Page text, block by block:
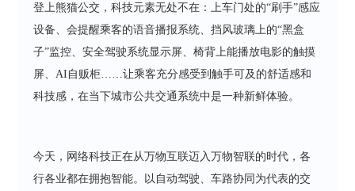
登上熊猫公交，科技元素无处不在：上车门处的“刷手”感应
设备、会提醒乘客的语音播报系统、挡风玻璃上的“黑盒
子”监控、安全驾驶系统显示屏、椅背上能播放电影的触摸
屏、AI自贩柜……让乘客充分感受到触手可及的舒适感和
科技感，在当下城市公共交通系统中是一种新鲜体验。
今天，网络科技正在从万物互联迈入万物智联的时代，各
行各业都在拥抱智能。以自动驾驶、车路协同为代表的交